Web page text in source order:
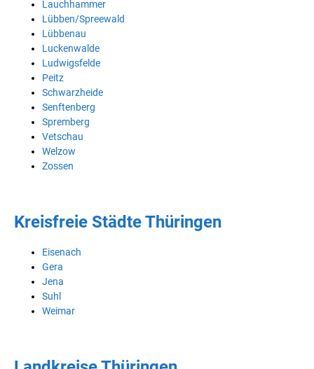
Lauchhammer
Lübben/Spreewald
Lübbenau
Luckenwalde
Ludwigsfelde
Peitz
Schwarzheide
Senftenberg
Spremberg
Vetschau
Welzow
Zossen
Kreisfreie Städte Thüringen
Eisenach
Gera
Jena
Suhl
Weimar